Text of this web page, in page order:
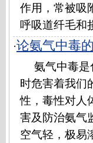
作用，常被吸
呼吸道纤毛和
·论氨气中毒
氨气中毒
时危害着我们
性，毒性对人
害及防治氨气
空气轻，极易